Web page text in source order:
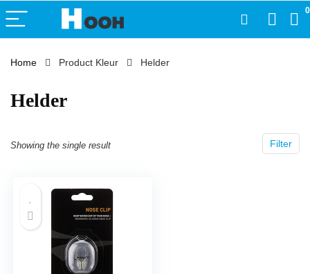
0
Home Product Kleur ‎Helder
‎Helder
Filter
Showing the single result